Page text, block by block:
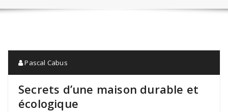
Pascal Cabus
Secrets d’une maison durable et
écologique